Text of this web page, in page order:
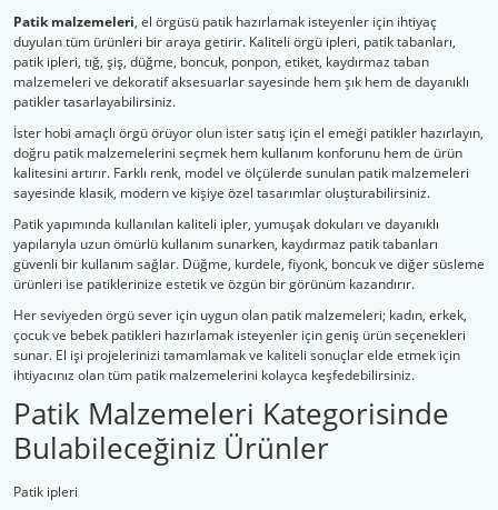
Patik malzemeleri, el örgüsü patik hazırlamak isteyenler için ihtiyaç
duyulan tüm ürünleri bir araya getirir. Kaliteli örgü ipleri, patik tabanları,
patik ipleri, tığ, şiş, düğme, boncuk, ponpon, etiket, kaydırmaz taban
malzemeleri ve dekoratif aksesuarlar sayesinde hem şık hem de dayanıklı
patikler tasarlayabilirsiniz.
İster hobi amaçlı örgü örüyor olun ister satış için el emeği patikler hazırlayın,
doğru patik malzemelerini seçmek hem kullanım konforunu hem de ürün
kalitesini artırır. Farklı renk, model ve ölçülerde sunulan patik malzemeleri
sayesinde klasik, modern ve kişiye özel tasarımlar oluşturabilirsiniz.
Patik yapımında kullanılan kaliteli ipler, yumuşak dokuları ve dayanıklı
yapılarıyla uzun ömürlü kullanım sunarken, kaydırmaz patik tabanları
güvenli bir kullanım sağlar. Düğme, kurdele, fiyonk, boncuk ve diğer süsleme
ürünleri ise patiklerinize estetik ve özgün bir görünüm kazandırır.
Her seviyeden örgü sever için uygun olan patik malzemeleri; kadın, erkek,
çocuk ve bebek patikleri hazırlamak isteyenler için geniş ürün seçenekleri
sunar. El işi projelerinizi tamamlamak ve kaliteli sonuçlar elde etmek için
ihtiyacınız olan tüm patik malzemelerini kolayca keşfedebilirsiniz.
Patik Malzemeleri Kategorisinde
Bulabileceğiniz Ürünler
Patik ipleri